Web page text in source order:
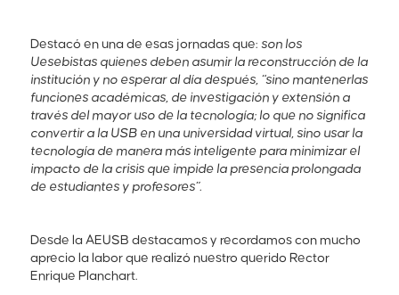
Destacó en una de esas jornadas que:son los
Uesebistas quienes deben asumir la reconstrucción de la
institución y no esperar al día después, “sino mantenerlas
funciones académicas, de investigación y extensión a
través del mayor uso de la tecnología; lo que no significa
convertir a la USB en una universidad virtual, sino usar la
tecnología de manera más inteligente para minimizar el
impacto de la crisis que impide la presencia prolongada
de estudiantes y profesores”.
Desde la AEUSB destacamos y recordamos con mucho
aprecio la labor que realizó nuestro querido Rector
Enrique Planchart.